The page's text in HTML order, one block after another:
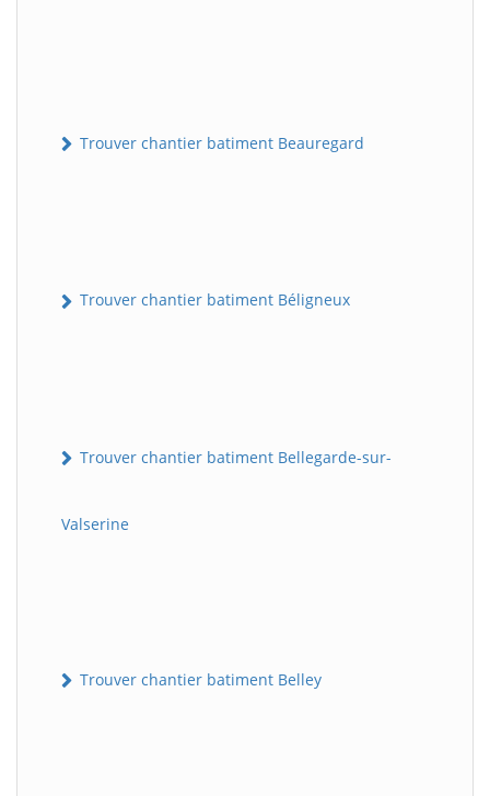
Trouver chantier batiment Beauregard
Trouver chantier batiment Béligneux
Trouver chantier batiment Bellegarde-sur-
Valserine
Trouver chantier batiment Belley